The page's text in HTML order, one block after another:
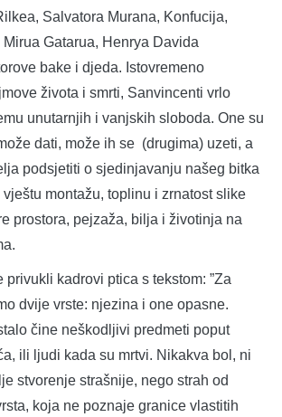
Salvatora Murana, Konfucija,
Gatarua, Henrya Davida
bake i djeda. Istovremeno
života i smrti, Sanvincenti vrlo
unutarnjih i vanjskih sloboda. One su
dati, može ih se (drugima) uzeti, a
podsjetiti o sjedinjavanju našeg bitka
montažu, toplinu i zrnatost slike
prostora, pejzaža, bilja i životinja na
privukli kadrovi ptica s tekstom: ”Za
dvije vrste: njezina i one opasne.
čine neškodljivi predmeti poput
ili ljudi kada su mrtvi. Nikakva bol, ni
stvorenje strašnije, nego strah od
koja ne poznaje granice vlastitih